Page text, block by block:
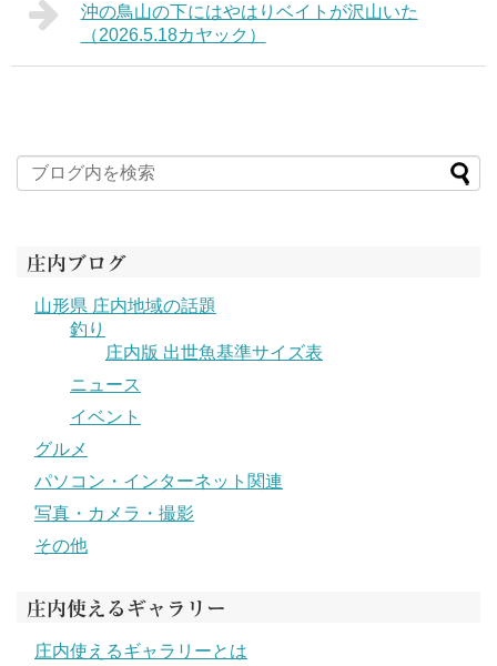
沖の鳥山の下にはやはりベイトが沢山いた
（2026.5.18カヤック）
庄内ブログ
山形県 庄内地域の話題
釣り
庄内版 出世魚基準サイズ表
ニュース
イベント
グルメ
パソコン・インターネット関連
写真・カメラ・撮影
その他
庄内使えるギャラリー
庄内使えるギャラリーとは